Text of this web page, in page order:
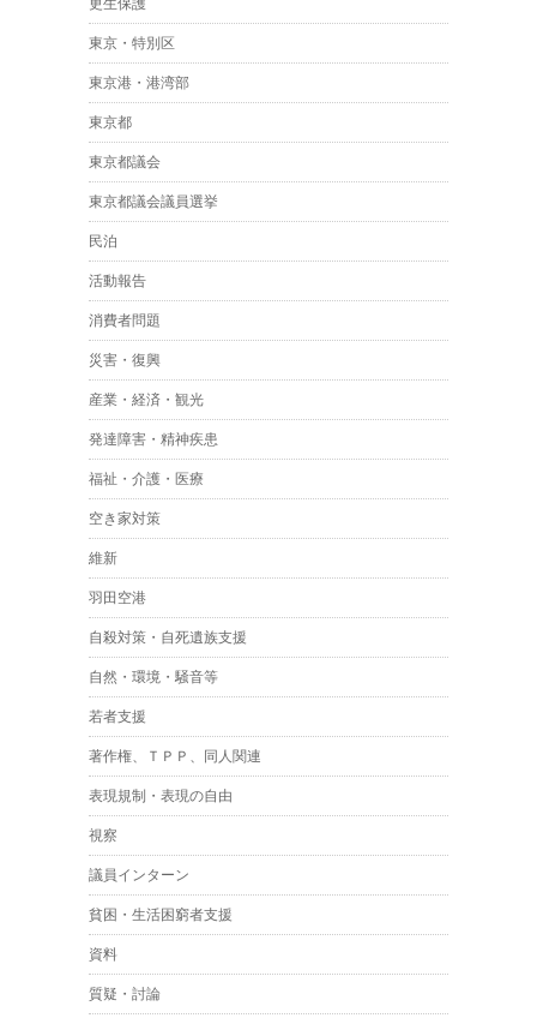
更生保護
東京・特別区
東京港・港湾部
東京都
東京都議会
東京都議会議員選挙
民泊
活動報告
消費者問題
災害・復興
産業・経済・観光
発達障害・精神疾患
福祉・介護・医療
空き家対策
維新
羽田空港
自殺対策・自死遺族支援
自然・環境・騒音等
若者支援
著作権、ＴＰＰ、同人関連
表現規制・表現の自由
視察
議員インターン
貧困・生活困窮者支援
資料
質疑・討論